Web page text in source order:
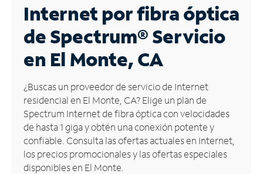
Business
Contáctanos
Inglés
Administrar
cuenta
Encuentra
una
tienda
Internet por fibra óptica
de Spectrum®Servicio
en El Monte, CA
¿Buscas un proveedor de servicio de Internet
residencial en El Monte, CA? Elige un plan de
Spectrum Internet de fibra óptica con velocidades
de hasta 1 giga y obtén una conexión potente y
confiable. Consulta las ofertas actuales en Internet,
los precios promocionales y las ofertas especiales
disponibles en El Monte.